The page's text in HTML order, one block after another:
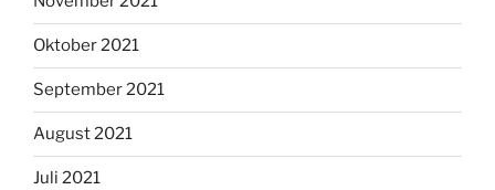
Oktober 2021
September 2021
August 2021
Juli 2021